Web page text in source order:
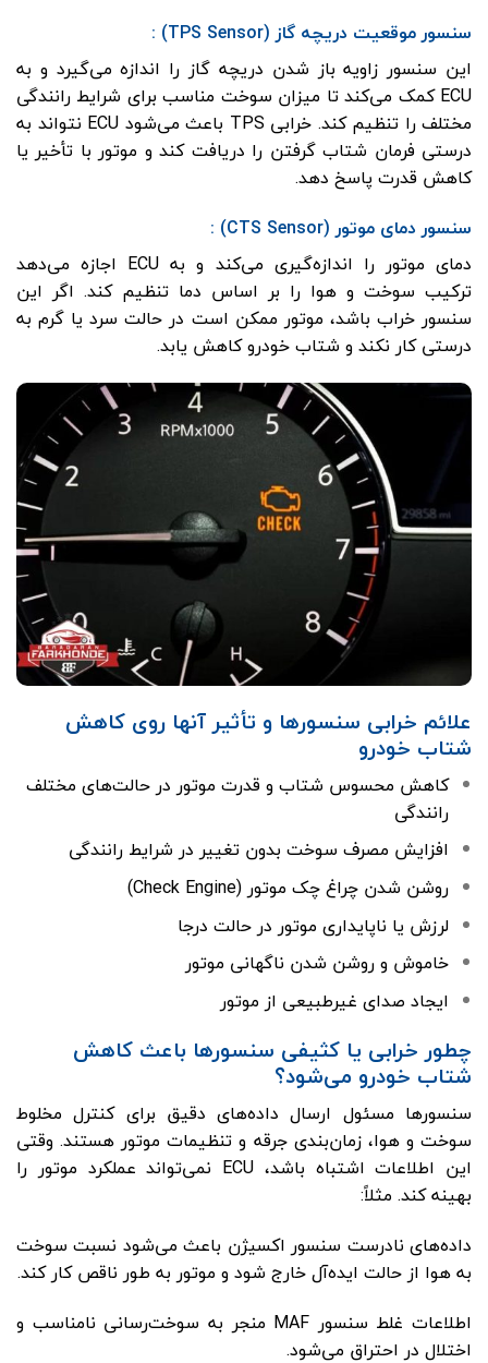
سنسور موقعیت دریچه گاز (TPS Sensor) :
این سنسور زاویه باز شدن دریچه گاز را اندازه می‌گیرد و به
ECU کمک می‌کند تا میزان سوخت مناسب برای شرایط رانندگی
مختلف را تنظیم کند. خرابی TPS باعث می‌شود ECU نتواند به
درستی فرمان شتاب گرفتن را دریافت کند و موتور با تأخیر یا
کاهش قدرت پاسخ دهد.
سنسور دمای موتور (CTS Sensor) :
دمای موتور را اندازه‌گیری می‌کند و به ECU اجازه می‌دهد
ترکیب سوخت و هوا را بر اساس دما تنظیم کند. اگر این
سنسور خراب باشد، موتور ممکن است در حالت سرد یا گرم به
درستی کار نکند و شتاب خودرو کاهش یابد.
علائم خرابی سنسورها و تأثیر آنها روی کاهش
شتاب خودرو
کاهش محسوس شتاب و قدرت موتور در حالت‌های مختلف
رانندگی
افزایش مصرف سوخت بدون تغییر در شرایط رانندگی
روشن شدن چراغ چک موتور (Check Engine)
لرزش یا ناپایداری موتور در حالت درجا
خاموش و روشن شدن ناگهانی موتور
ایجاد صدای غیرطبیعی از موتور
چطور خرابی یا کثیفی سنسورها باعث کاهش
شتاب خودرو می‌شود؟
سنسورها مسئول ارسال داده‌های دقیق برای کنترل مخلوط
سوخت و هوا، زمان‌بندی جرقه و تنظیمات موتور هستند. وقتی
این اطلاعات اشتباه باشد، ECU نمی‌تواند عملکرد موتور را
بهینه کند. مثلاً:
داده‌های نادرست سنسور اکسیژن باعث می‌شود نسبت سوخت
به هوا از حالت ایده‌آل خارج شود و موتور به طور ناقص کار کند.
اطلاعات غلط سنسور MAF منجر به سوخت‌رسانی نامناسب و
اختلال در احتراق می‌شود.